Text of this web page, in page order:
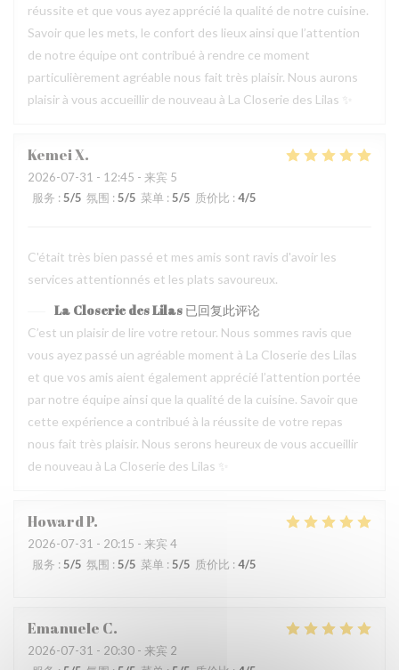
réussite et que vous ayez apprécié la qualité de notre cuisine.
Savoir que les mets, le confort des lieux ainsi que l’attention
de notre équipe ont contribué à rendre ce moment
particulièrement agréable nous fait très plaisir. Nous aurons
plaisir à vous accueillir de nouveau à La Closerie des Lilas ✨
KemeiX
2026-07-31 - 12:45 - 来宾 5
服务 : 5/5 氛围 : 5/5 菜单 : 5/5 质价比 : 4/5
C'était très bien passé et mes amis sont ravis d'avoir les
services attentionnés et les plats savoureux.
La Closerie des Lilas 已回复此评论
C’est un plaisir de lire votre retour. Nous sommes ravis que
vous ayez passé un agréable moment à La Closerie des Lilas
et que vos amis aient également apprécié l’attention portée
par notre équipe ainsi que la qualité de la cuisine. Savoir que
cette expérience a contribué à la réussite de votre repas
nous fait très plaisir. Nous serons heureux de vous accueillir
de nouveau à La Closerie des Lilas ✨
HowardP
2026-07-31 - 20:15 - 来宾 4
服务 :5/5 氛围 : 5/5 菜单 : 5/5 质价比 : 4/5
Emanuele C
2026-07-31 - 20:30 - 来宾 2